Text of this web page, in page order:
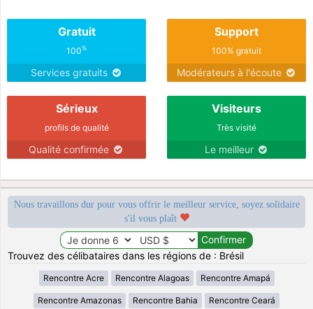
Gratuit
100%
Services gratuits
Support
100% gratuit
Modérateurs à l'écoute
Sérieux
profils de qualité
Qualité confirmée
Visiteurs
Très visité
Le meilleur
Nous travaillons dur pour vous offrir le meilleur service, soyez solidaire
s'il vous plaît
Trouvez des célibataires dans les régions de : Brésil
Rencontre Acre Rencontre Alagoas Rencontre Amapá
Rencontre Amazonas Rencontre Bahia Rencontre Ceará